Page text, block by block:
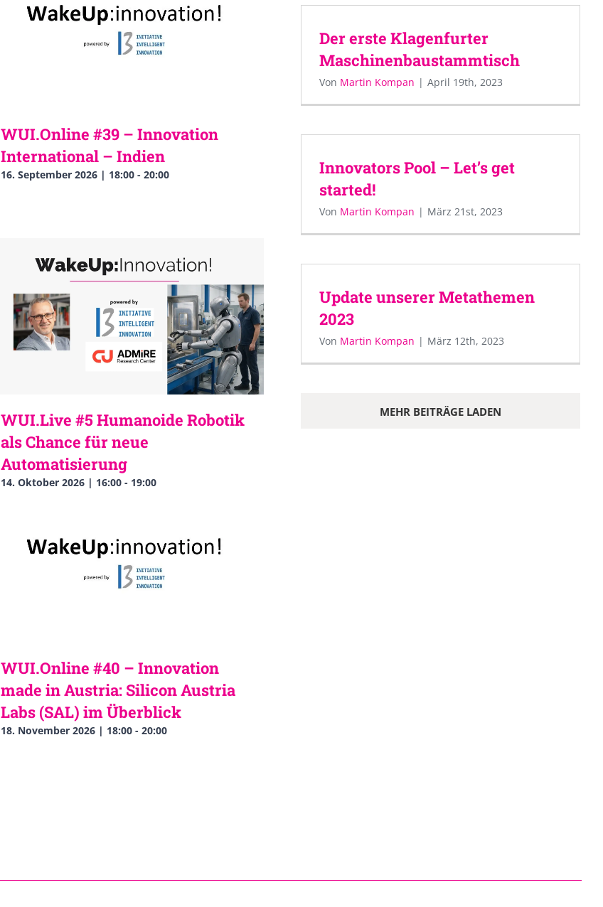
WUI.Online #39 – Innovation
International – Indien
16. September 2026 | 18:00- 20:00
WUI.Live #5 Humanoide Robotik
als Chance für neue
Automatisierung
14. Oktober 2026 | 16:00- 19:00
WUI.Online #40 – Innovation
made in Austria: Silicon Austria
Labs (SAL) im Überblick
18. November 2026 | 18:00- 20:00
Der erste Klagenfurter
Maschinenbaustammtisch
Von Martin Kompan | April 19th, 2023
Innovators Pool – Let’s get
started!
Von Martin Kompan | März 21st, 2023
Update unserer Metathemen
2023
Von Martin Kompan | März 12th, 2023
MEHR BEITRÄGE LADEN